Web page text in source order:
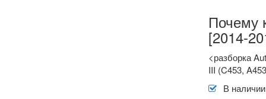
Почему
[2014-
<разборка
III (C453,
В